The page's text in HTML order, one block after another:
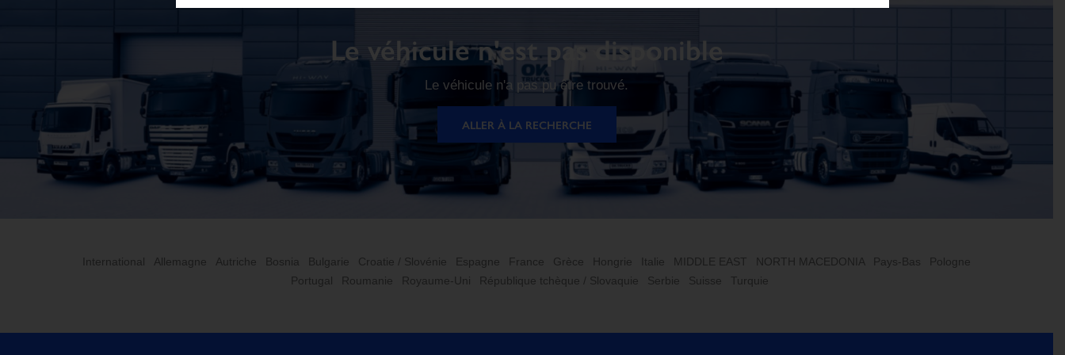
Le véhicule n'est pas disponible
Le véhicule n'a pas pu être trouvé.
ALLER À LA RECHERCHE
International Allemagne Autriche Bosnia Bulgarie Croatie / Slovénie Espagne France Grèce Hongrie Italie MIDDLE EAST NORTH MACEDONIA Pays-Bas
Pologne
Portugal
Roumanie Royaume-Uni République tchèque / Slovaquie Serbie Suisse Turquie